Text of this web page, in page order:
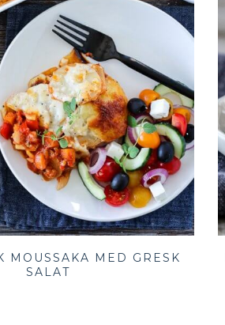
MOUSSAKA MED GRESK
SALAT